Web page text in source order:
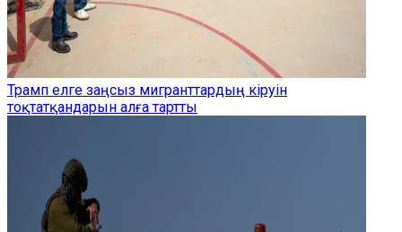
Трамп елге заңсыз мигранттардың кіруін
тоқтатқандарын алға тартты